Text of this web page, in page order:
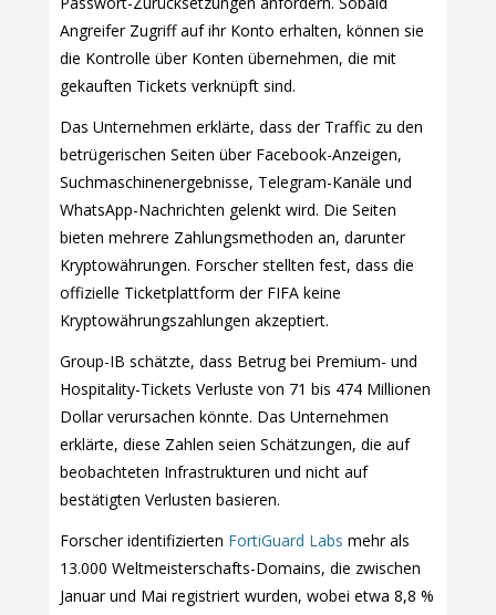
Angreifer Zugriff auf ihr Konto erhalten, können sie
die Kontrolle über Konten übernehmen, die mit
gekauften Tickets verknüpft sind.
Das Unternehmen erklärte, dass der Traffic zu den
betrügerischen Seiten über Facebook-Anzeigen,
Suchmaschinenergebnisse, Telegram-Kanäle und
WhatsApp-Nachrichten gelenkt wird. Die Seiten
bieten mehrere Zahlungsmethoden an, darunter
Kryptowährungen. Forscher stellten fest, dass die
offizielle Ticketplattform der FIFA keine
Kryptowährungszahlungen akzeptiert.
Group-IB schätzte, dass Betrug bei Premium- und
Hospitality-Tickets Verluste von 71 bis 474 Millionen
Dollar verursachen könnte. Das Unternehmen
erklärte, diese Zahlen seien Schätzungen, die auf
beobachteten Infrastrukturen und nicht auf
bestätigten Verlusten basieren.
Forscher identifizierten FortiGuard Labs mehr als
13.000 Weltmeisterschafts-Domains, die zwischen
Januar und Mai registriert wurden, wobei etwa 8,8 %